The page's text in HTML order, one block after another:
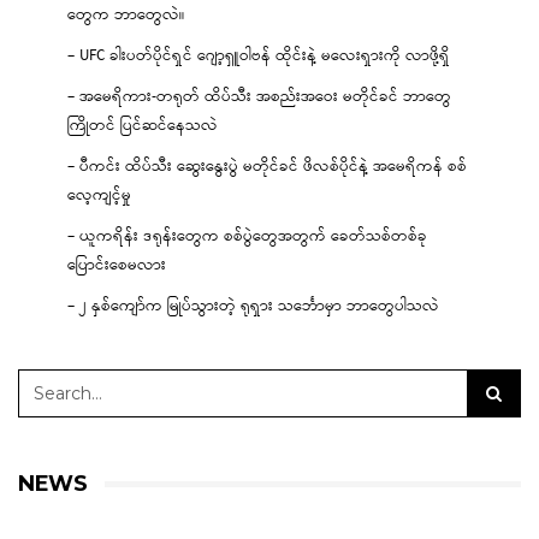
တွေက ဘာတွေလဲ။
– UFC ခါးပတ်ပိုင်ရှင် ဂျော့ရှူဝါဗန် ထိုင်းနဲ့ မလေးရှားကို လာဖို့ရှိ
– အမေရိကား-တရုတ် ထိပ်သီး အစည်းအဝေး မတိုင်ခင် ဘာတွေ
ကြိုတင် ပြင်ဆင်နေသလဲ
– ပီကင်း ထိပ်သီး ဆွေးနွေးပွဲ မတိုင်ခင် ဖိလစ်ပိုင်နဲ့ အမေရိကန် စစ်
လေ့ကျင့်မှု
– ယူကရိန်း ဒရုန်းတွေက စစ်ပွဲတွေအတွက် ခေတ်သစ်တစ်ခု
ပြောင်းစေမလား
– ၂ နှစ်ကျော်က မြုပ်သွားတဲ့ ရုရှား သင်္ဘောမှာ ဘာတွေပါသလဲ
NEWS